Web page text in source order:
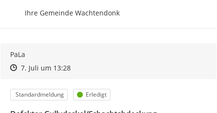
Ihre Gemeinde Wachtendonk
PaLa
Zeitpunkt des Erstellens
Zeitpunkt des Erstellens
7. Juli um 13:28Zur Äußerung
Kategorie
Standardmeldung Status
Erledigt